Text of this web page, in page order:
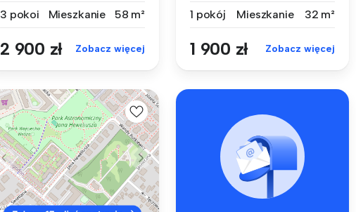
3 pokoi
Mieszkanie 58 m²
2 900 zł Zobacz więcej
1 pokój
Mieszkanie 32 m²
1 900 zł Zobacz więcej